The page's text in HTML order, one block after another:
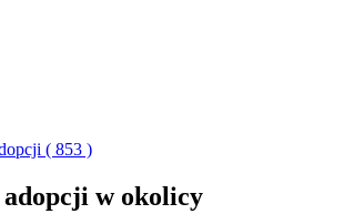
( 853 )
w okolicy